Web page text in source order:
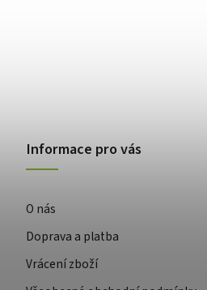
Informace pro vás
O nás
Doprava a platba
Vrácení zboží